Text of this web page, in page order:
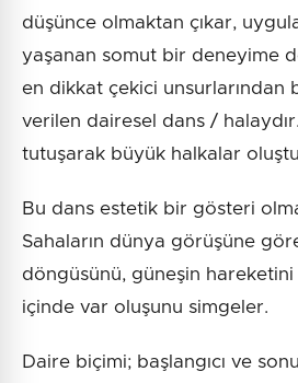
düşünce olmaktan çıkar,
yaşanan somut bir deneyime
en dikkat çekici unsurlarından
verilen dairesel dans /
tutuşarak büyük halkalar
Bu dans estetik bir gösteri
Sahaların dünya görüşüne
döngüsünü, güneşin
içinde var oluşunu simgeler.
Daire biçimi; başlangıcı ve